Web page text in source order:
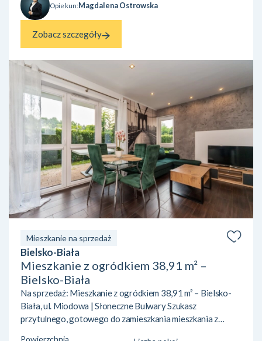
Opiekun:Magdalena Ostrowska
Zobacz szczegóły
Mieszkanie na sprzedaż
Bielsko-Biała
Mieszkanie z ogródkiem 38,91 m² –
Bielsko-Biała
Na sprzedaż: Mieszkanie z ogródkiem 38,91 m² – Bielsko-
Biała, ul. Miodowa | Słoneczne Bulwary Szukasz
przytulnego, gotowego do zamieszkania mieszkania z
Powierzchnia